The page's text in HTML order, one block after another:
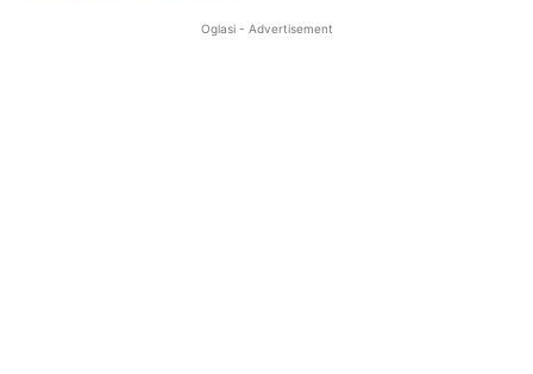
Oglasi - Advertisement